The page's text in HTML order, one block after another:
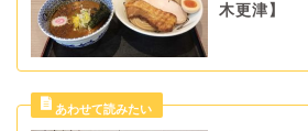
木更津】